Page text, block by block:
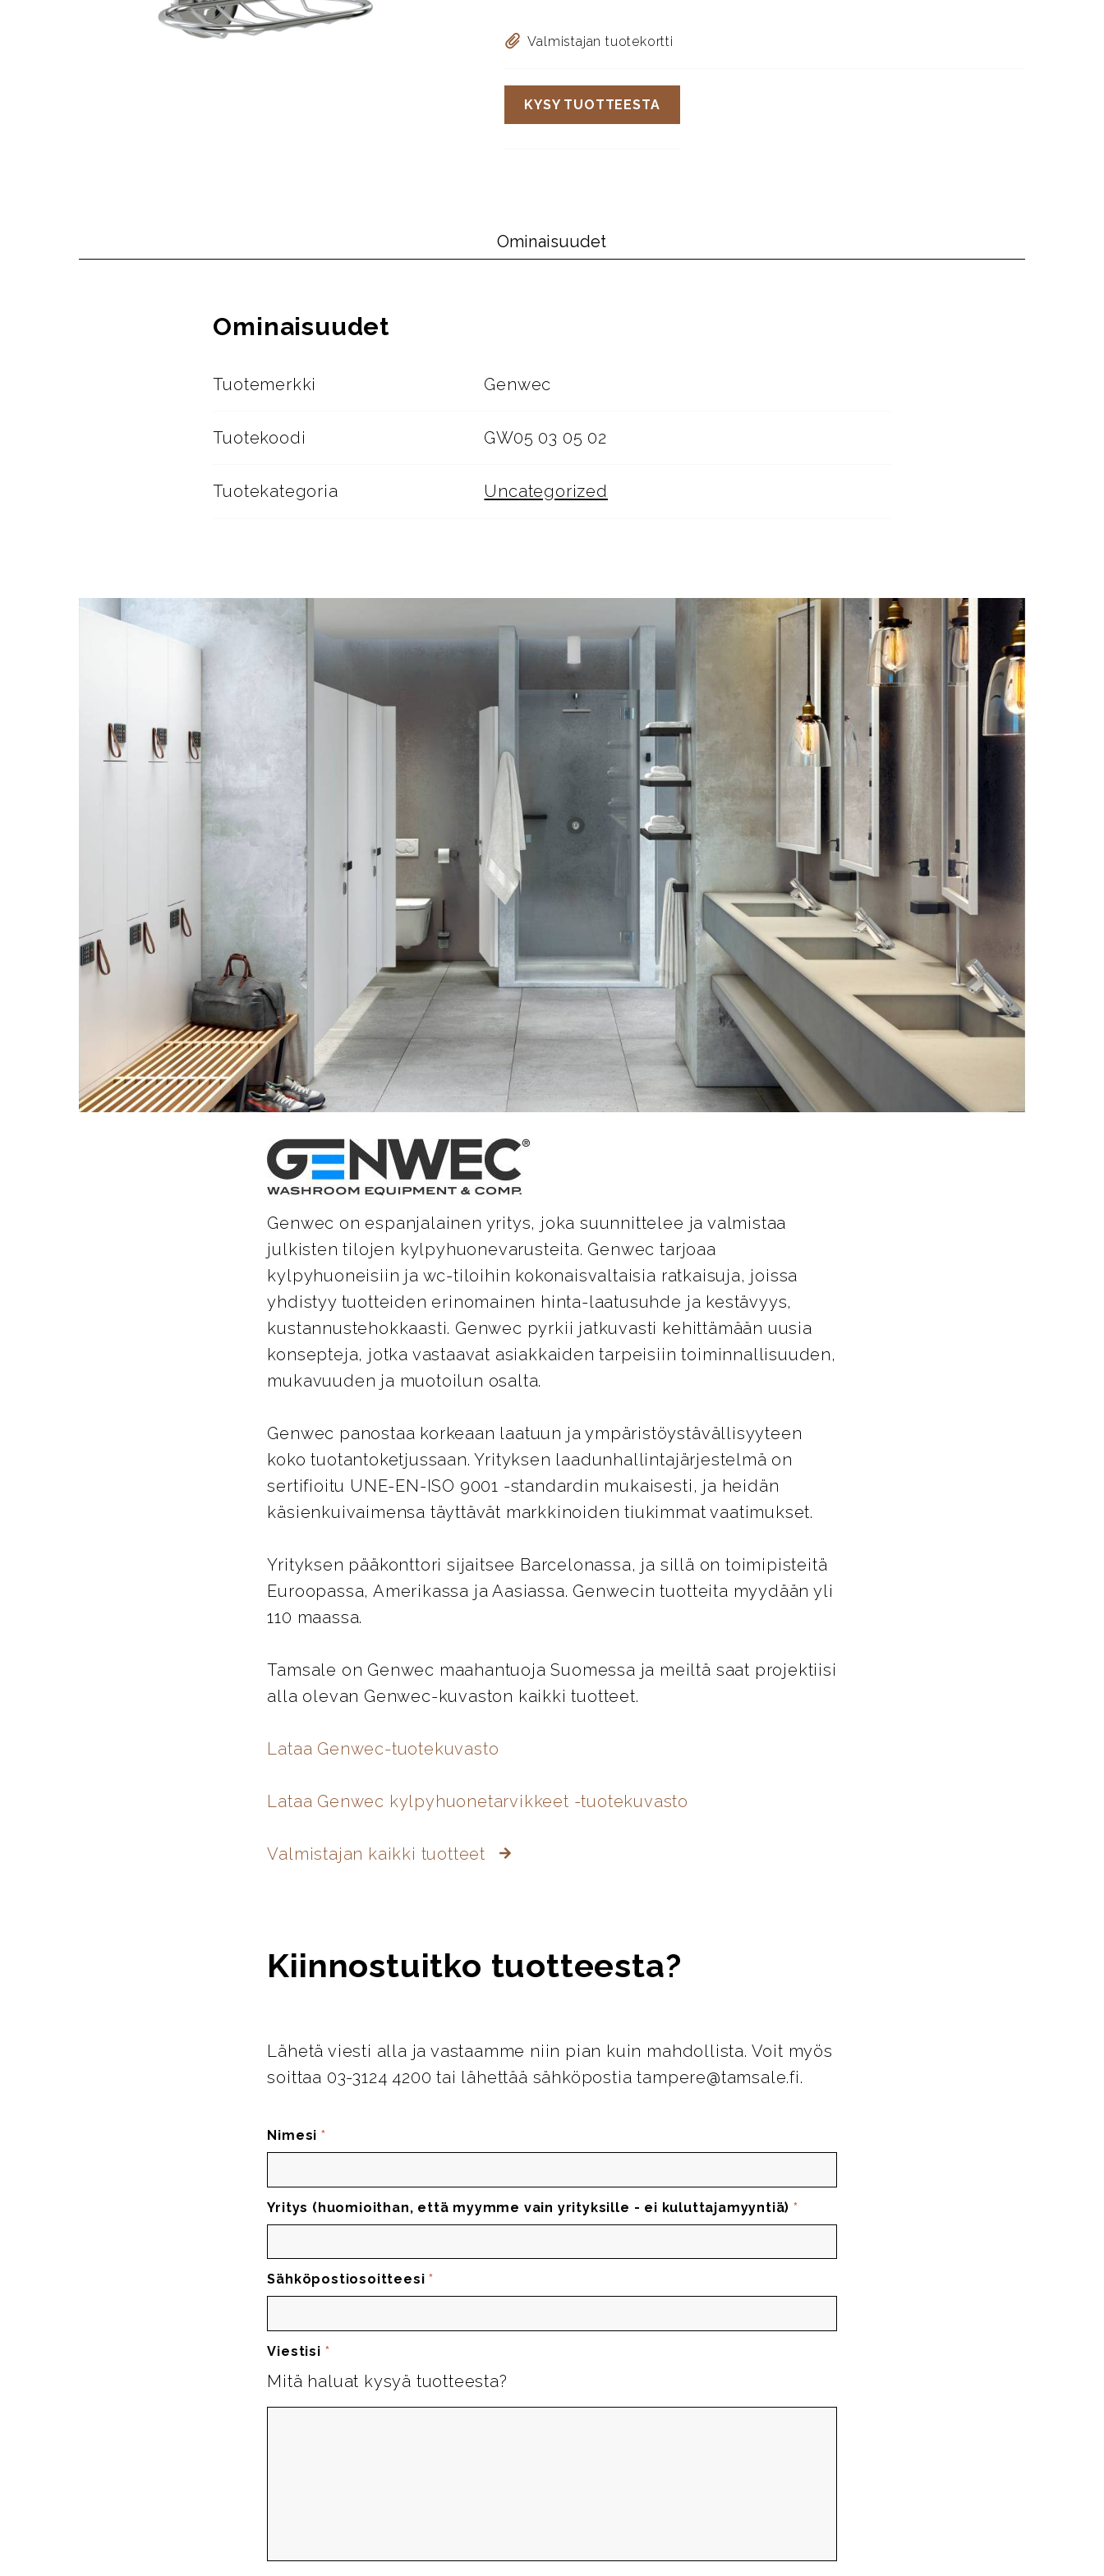
Valmistajan tuotekortti
KYSY TUOTTEESTA
Ominaisuudet
Ominaisuudet
Tuotemerkki Genwec
Tuotekoodi GW05 03 05 02
Tuotekategoria Uncategorized
Genwec on espanjalainen yritys, joka suunnittelee ja valmistaa
julkisten tilojen kylpyhuonevarusteita. Genwec tarjoaa
kylpyhuoneisiin ja wc-tiloihin kokonaisvaltaisia ratkaisuja, joissa
yhdistyy tuotteiden erinomainen hinta-laatusuhde ja kestävyys,
kustannustehokkaasti. Genwec pyrkii jatkuvasti kehittämään uusia
konsepteja, jotka vastaavat asiakkaiden tarpeisiin toiminnallisuuden,
mukavuuden ja muotoilun osalta.
Genwec panostaa korkeaan laatuun ja ympäristöystävällisyyteen
koko tuotantoketjussaan. Yrityksen laadunhallintajärjestelmä on
sertifioitu UNE-EN-ISO 9001 -standardin mukaisesti, ja heidän
käsienkuivaimensa täyttävät markkinoiden tiukimmat vaatimukset.
Yrityksen pääkonttori sijaitsee Barcelonassa, ja sillä on toimipisteitä
Euroopassa, Amerikassa ja Aasiassa. Genwecin tuotteita myydään yli
110 maassa.
Tamsale on Genwec maahantuoja Suomessa ja meiltä saat projektiisi
alla olevan Genwec-kuvaston kaikki tuotteet.
Lataa Genwec-tuotekuvasto
Lataa Genwec kylpyhuonetarvikkeet -tuotekuvasto
Valmistajan kaikki tuotteet
Kiinnostuitko tuotteesta?
Lähetä viesti alla ja vastaamme niin pian kuin mahdollista. Voit myös
soittaa 03-3124 4200 tai lähettää sähköpostia tampere@tamsale.fi.
Nimesi *
Yritys (huomioithan, että myymme vain yrityksille - ei kuluttajamyyntiä) *
Sähköpostiosoitteesi *
Viestisi *
Mitä haluat kysyä tuotteesta?